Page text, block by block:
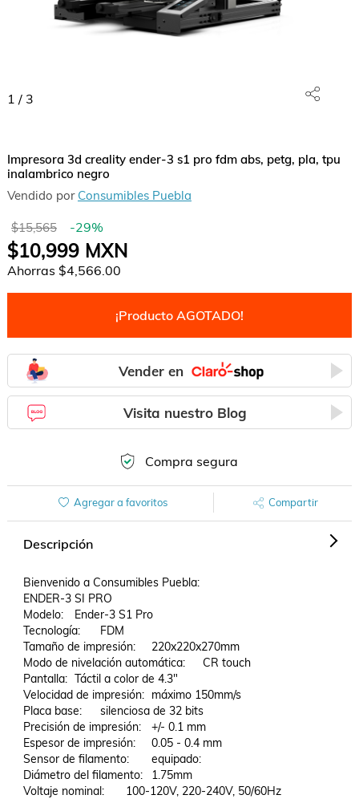
1 / 3
Impresora 3d creality ender-3 s1 pro fdm abs, petg, pla, tpu
inalambrico negro
Vendido por Consumibles Puebla
$15,565 -29%
$10,999MXN
Ahorras $4,566.00
¡Producto AGOTADO!
Vender en
Visita nuestro Blog
Compra segura
Agregar a favoritos Compartir
Descripción
Bienvenido a Consumibles Puebla:
ENDER-3 SI PRO
Modelo:	Ender-3 S1 Pro
Tecnología:	FDM
Tamaño de impresión:	220x220x270mm
Modo de nivelación automática:	CR touch
Pantalla:	Táctil a color de 4.3"
Velocidad de impresión:	máximo 150mm/s
Placa base:	silenciosa de 32 bits
Precisión de impresión:	+/- 0.1 mm
Espesor de impresión:	0.05 - 0.4 mm
Sensor de filamento:	equipado:
Diámetro del filamento:	1.75mm
Voltaje nominal:	100-120V, 220-240V, 50/60Hz